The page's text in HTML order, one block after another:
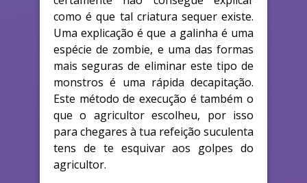
como é que tal criatura sequer existe.
Uma explicação é que a galinha é uma
espécie de zombie, e uma das formas
mais seguras de eliminar este tipo de
monstros é uma rápida decapitação.
Este método de execução é também o
que o agricultor escolheu, por isso
para chegares à tua refeição suculenta
tens de te esquivar aos golpes do
agricultor.